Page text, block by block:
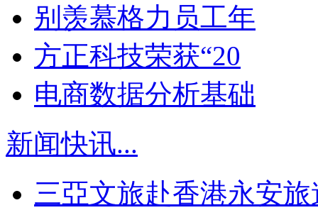
别羡慕格力员工年
方正科技荣获“20
电商数据分析基础
新闻快讯...
三亞文旅赴香港永安